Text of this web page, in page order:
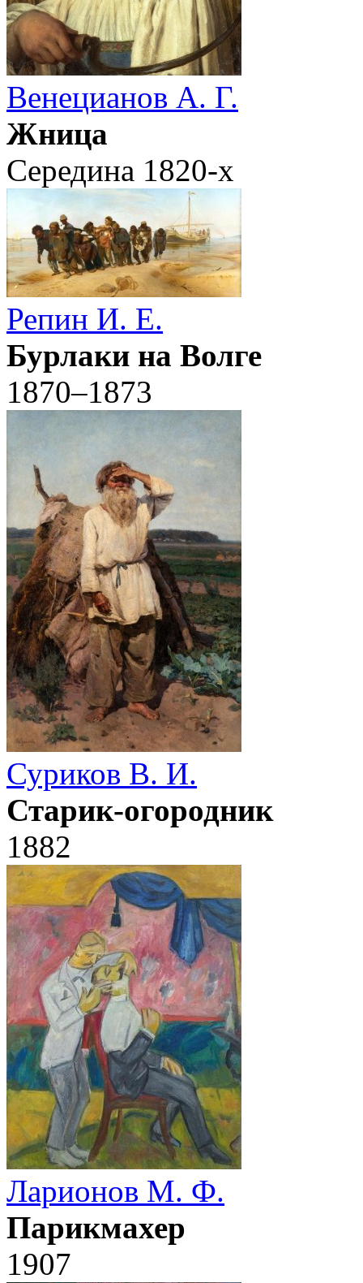
Венецианов А. Г.
Жница
Середина 1820-х
Репин И. Е.
Бурлаки на Волге
1870–1873
Суриков В. И.
Старик-огородник
1882
Ларионов М. Ф.
Парикмахер
1907